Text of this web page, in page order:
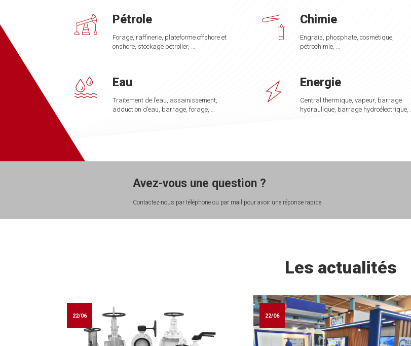
Pétrole
Forage, raffinerie, plateforme offshore et
onshore, stockage pétrolier, …
Chimie
Engrais, phosphate, cosmétique,
pétrochimie, …
Eau
Traitement de l’eau, assainissement,
adduction d’eau, barrage, forage, …
Energie
Central thermique, vapeur, barrage
hydraulique, barrage hydroélectrique, …
Avez-vous une question ?
Contactez-nous par téléphone ou par mail pour avoir une réponse rapide
Les actualités
22/06 22/06